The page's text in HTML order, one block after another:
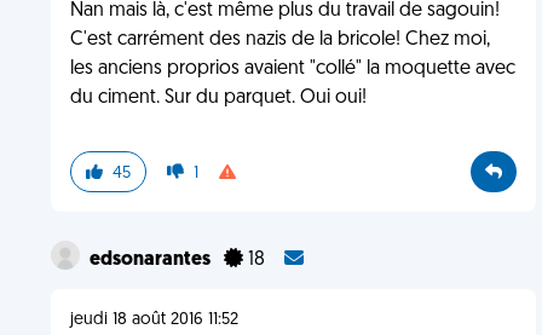
Nan mais là, c'est même plus du travail de sagouin!
C'est carrément des nazis de la bricole! Chez moi,
les anciens proprios avaient "collé" la moquette avec
du ciment. Sur du parquet. Oui oui!
45 1
edsonarantes 18
jeudi 18 août 2016 11:52